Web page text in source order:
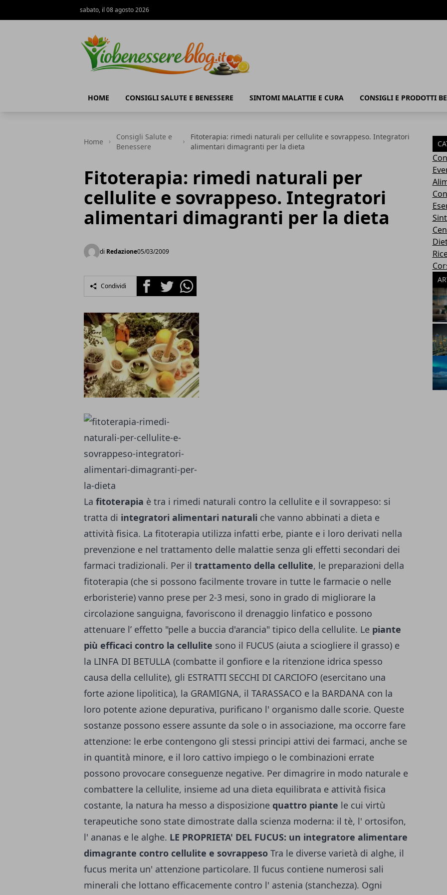
sabato, il 08 agosto 2026
HOME CONSIGLI SALUTE E BENESSERE SINTOMI MALATTIE E CURA CONSIGLI E PRODOTTI
Home
Consigli Salute e
Benessere
Fitoterapia: rimedi naturali per cellulite e sovrappeso. Integratori
alimentari dimagranti per la dieta
Fitoterapia: rimedi naturali per
cellulite e sovrappeso. Integratori
alimentari dimagranti per la dieta
di Redazione05/03/2009
Condividi FacebookTwitterWhatsapp
La fitoterapia è tra i rimedi naturali contro la cellulite e il sovrappeso: si
tratta di integratori alimentari naturali che vanno abbinati a dieta e
attività fisica. La fitoterapia utilizza infatti erbe, piante e i loro derivati nella
prevenzione e nel trattamento delle malattie senza gli effetti secondari dei
farmaci tradizionali. Per il trattamento della cellulite, le preparazioni della
fitoterapia (che si possono facilmente trovare in tutte le farmacie o nelle
erboristerie) vanno prese per 2-3 mesi, sono in grado di migliorare la
circolazione sanguigna, favoriscono il drenaggio linfatico e possono
attenuare l’ effetto "pelle a buccia d'arancia" tipico della cellulite. Le piante
più efficaci contro la cellulite sono il FUCUS (aiuta a sciogliere il grasso) e
la LINFA DI BETULLA (combatte il gonfiore e la ritenzione idrica spesso
causa della cellulite), gli ESTRATTI SECCHI DI CARCIOFO (esercitano una
forte azione lipolitica), la GRAMIGNA, il TARASSACO e la BARDANA con la
loro potente azione depurativa, purificano l' organismo dalle scorie. Queste
sostanze possono essere assunte da sole o in associazione, ma occorre fare
attenzione: le erbe contengono gli stessi principi attivi dei farmaci, anche se
in quantità minore, e il loro cattivo impiego o le combinazioni errate
possono provocare conseguenze negative. Per dimagrire in modo naturale e
combattere la cellulite, insieme ad una dieta equilibrata e attività fisica
costante, la natura ha messo a disposizione quattro piante le cui virtù
terapeutiche sono state dimostrate dalla scienza moderna: il tè, l' ortosifon,
l' ananas e le alghe. LE PROPRIETA' DEL FUCUS: un integratore alimentare
dimagrante contro cellulite e sovrappeso Tra le diverse varietà di alghe, il
fucus merita un' attenzione particolare. Il fucus contiene numerosi sali
minerali che lottano efficacemente contro l' astenia (stanchezza). Ogni